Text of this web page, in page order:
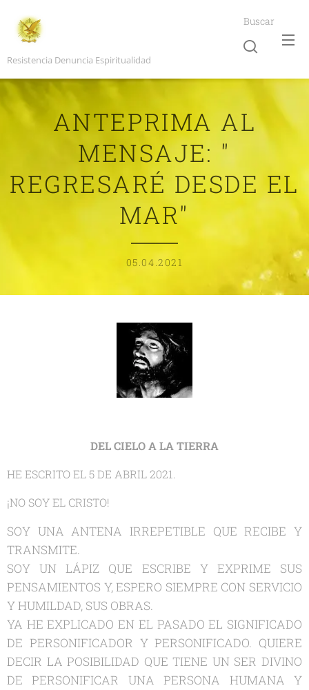
Resistencia Denuncia Espiritualidad
Buscar
ANTEPRIMA AL
MENSAJE: "
REGRESARÉ DESDE EL
MAR"
05.04.2021
DEL CIELO A LA TIERRA
HE ESCRITO EL 5 DE ABRIL 2021.
¡NO SOY EL CRISTO!
SOY UNA ANTENA IRREPETIBLE QUE RECIBE Y
TRANSMITE.
SOY UN LÁPIZ QUE ESCRIBE Y EXPRIME SUS
PENSAMIENTOS Y, ESPERO SIEMPRE CON SERVICIO
Y HUMILDAD, SUS OBRAS.
YA HE EXPLICADO EN EL PASADO EL SIGNIFICADO
DE PERSONIFICADOR Y PERSONIFICADO. QUIERE
DECIR LA POSIBILIDAD QUE TIENE UN SER DIVINO
DE PERSONIFICAR UNA PERSONA HUMANA Y